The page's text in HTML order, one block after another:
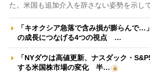
た。米国も追加介入を辞さない姿勢を示し
「キオクシア急落で含み損が膨らんで…
の成長につなげる4つの視点 …
「NYダウは高値更新、ナスダック・
する米国株市場の変化 半…